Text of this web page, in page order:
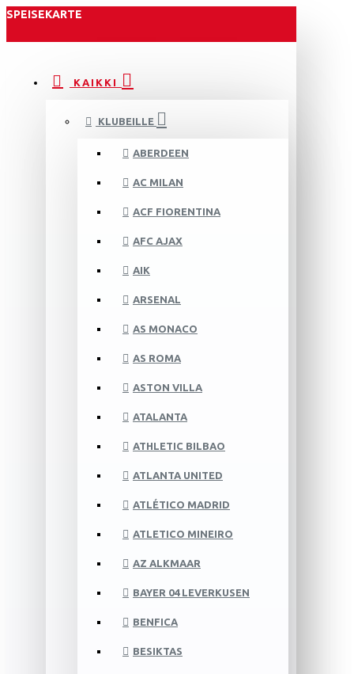
SPEISEKARTE
KAIKKI
KLUBEILLE
ABERDEEN
AC MILAN
ACF FIORENTINA
AFC AJAX
AIK
ARSENAL
AS MONACO
AS ROMA
ASTON VILLA
ATALANTA
ATHLETIC BILBAO
ATLANTA UNITED
ATLÉTICO MADRID
ATLETICO MINEIRO
AZ ALKMAAR
BAYER 04 LEVERKUSEN
BENFICA
BESIKTAS